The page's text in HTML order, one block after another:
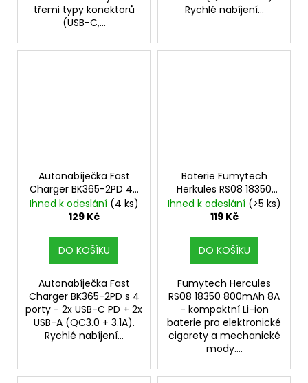
třemi typy konektorů
(USB-C,...
Rychlé nabíjení...
Autonabíječka Fast
Charger BK365-2PD 4-
Port černá
Ihned k odeslání (4 ks)
129 Kč
DO KOŠÍKU
Autonabíječka Fast
Charger BK365-2PD s 4
porty - 2x USB-C PD + 2x
USB-A (QC3.0 + 3.1A).
Rychlé nabíjení...
Baterie Fumytech
Herkules RS08 18350
800mAh 8A
Ihned k odeslání (>5 ks)
119 Kč
DO KOŠÍKU
Fumytech Hercules
RS08 18350 800mAh 8A
- kompaktní Li-ion
baterie pro elektronické
cigarety a mechanické
mody....